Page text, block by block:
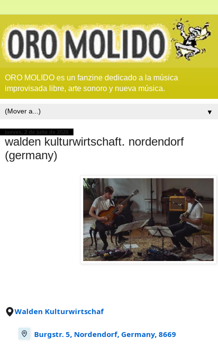
ORO MOLIDO es un fanzine dedicado a la música
improvisada libre, arte sonoro y nueva música.
▼
jueves, 2 de julio de 2026
walden kulturwirtschaft. nordendorf
(germany)
Walden Kulturwirtschaf
Burgstr. 5, Nordendorf, Germany, 8669